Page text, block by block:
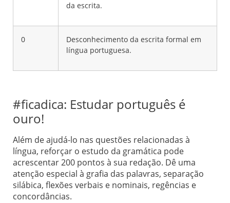
da escrita.
0
Desconhecimento da escrita formal em
língua portuguesa.
#ficadica: Estudar português é
ouro!
Além de ajudá-lo nas questões relacionadas à
língua, reforçar o estudo da gramática pode
acrescentar 200 pontos à sua redação. Dê uma
atenção especial à grafia das palavras, separação
silábica, flexões verbais e nominais, regências e
concordâncias.